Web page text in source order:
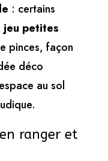
: certains
jeu petites
pinces, façon
déco
au sol
ranger et